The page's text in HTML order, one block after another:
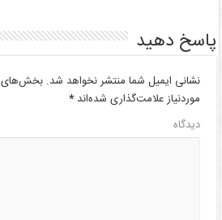
پاسخ دهید
نشانی ایمیل شما منتشر نخواهد شد. بخش‌های
موردنیاز علامت‌گذاری شده‌اند*
دیدگاه